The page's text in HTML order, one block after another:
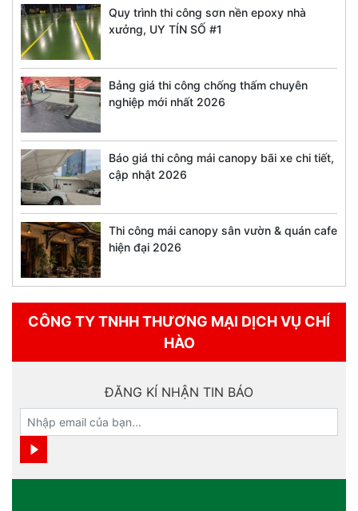
Quy trình thi công sơn nền epoxy nhà
xưởng, UY TÍN SỐ #1
Bảng giá thi công chống thấm chuyên
nghiệp mới nhất 2026
Báo giá thi công mái canopy bãi xe chi tiết,
cập nhật 2026
Thi công mái canopy sân vườn & quán cafe
hiện đại 2026
CÔNG TY TNHH THƯƠNG MẠI DỊCH VỤ CHÍ
HÀO
ĐĂNG KÍ NHẬN TIN BÁO